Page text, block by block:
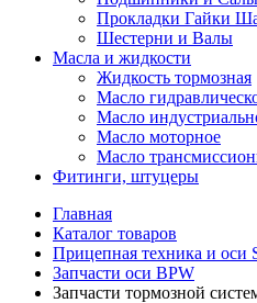
Прокладки Гайки
Шестерни и Валы
Масла и жидкости
Жидкость тормозная
Масло
Масло
Масло моторное
Масло
Фитинги, штуцеры
Главная
Каталог товаров
Прицепная техника и оси
Запчасти оси BPW
Запчасти тормозной